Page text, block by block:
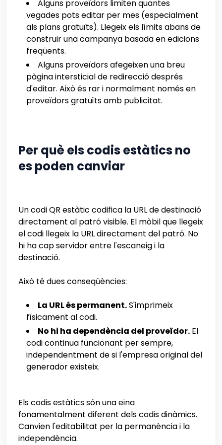
Alguns proveïdors limiten quantes
vegades pots editar per mes (especialment
als plans gratuïts). Llegeix els límits abans de
construir una campanya basada en edicions
freqüents.
Alguns proveïdors afegeixen una breu
pàgina intersticial de redirecció després
d'editar. Això és rar i normalment només en
proveïdors gratuïts amb publicitat.
Per què els codis estàtics no
es poden canviar
Un codi QR estàtic codifica la URL de destinació
directament al patró visible. El mòbil que llegeix
el codi llegeix la URL directament del patró. No
hi ha cap servidor entre l'escaneig i la
destinació.
Això té dues conseqüències:
La URL és permanent.S'imprimeix
físicament al codi.
No hi ha dependència del proveïdor. El
codi continua funcionant per sempre,
independentment de si l'empresa original del
generador existeix.
Els codis estàtics són una eina
fonamentalment diferent dels codis dinàmics.
Canvien l'editabilitat per la permanència i la
independència.